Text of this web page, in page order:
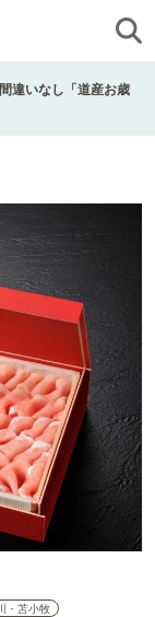
違いなし「道産お歳
・苫小牧